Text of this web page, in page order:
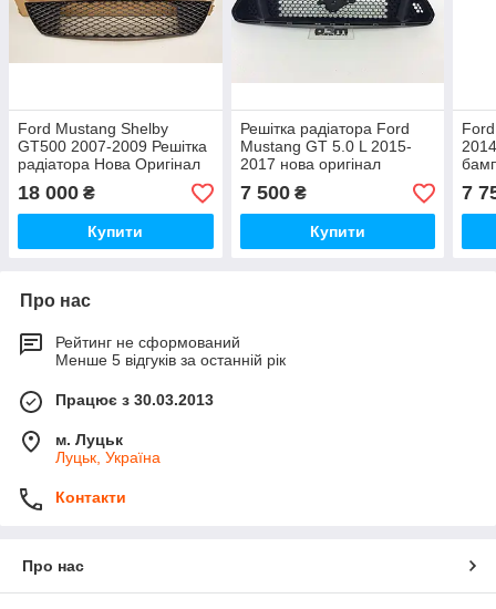
Ford Mustang Shelby
GT500 2007-2009 Решітка
радіатора Нова Оригінал
18 000 ₴
Купити
Решітка радіатора Ford
Mustang GT 5.0 L 2015-
2017 нова оригінал
7 500₴
Купити
7
Про нас
Рейтинг не сформований
Менше 5 відгуків за останній рік
Працює з 30.03.2013
м. Луцьк
Луцьк, Україна
Контакти
Про нас